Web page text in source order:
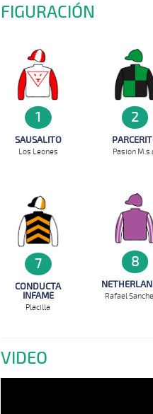
FIGURACIÓN
1
SAUSALITO
Los Leones
2
Pasion
7
CONDUCTA
INFAME
Placilla
8
Rafael
VIDEO